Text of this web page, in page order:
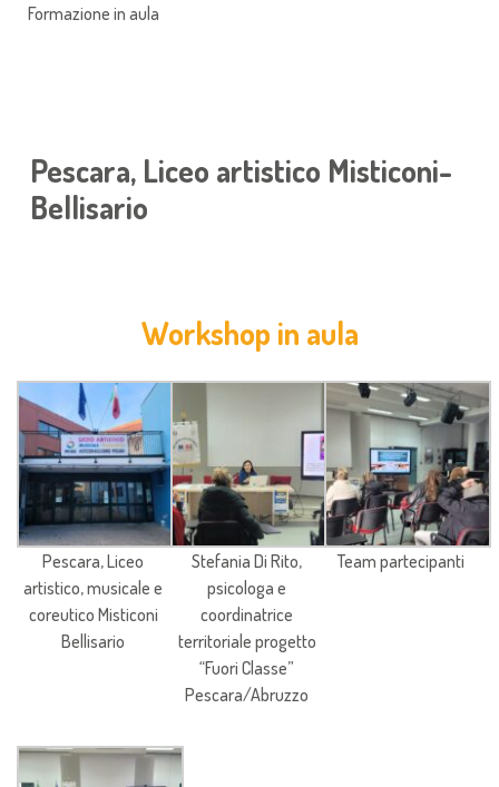
Formazione in aula
Pescara, Liceo artistico Misticoni-
Bellisario
Workshop in aula
Pescara, Liceo
artistico, musicale e
coreutico Misticoni
Bellisario
Stefania Di Rito,
psicologa e
coordinatrice
territoriale progetto
“Fuori Classe”
Pescara/Abruzzo
Team partecipanti